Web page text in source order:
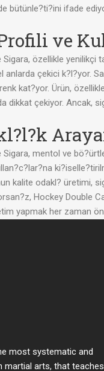
bütünle?ti?ini ifade
ve
özellikle
anlarda çekici k?l?yor.
kat?yor. Ürün,
dikkat çekiyor. Ancak,
Sigara, mentol ve
kalite odakl? üretimi,
Hockey Double
yapmak her zaman
most systematic and
martial arts, that teaches